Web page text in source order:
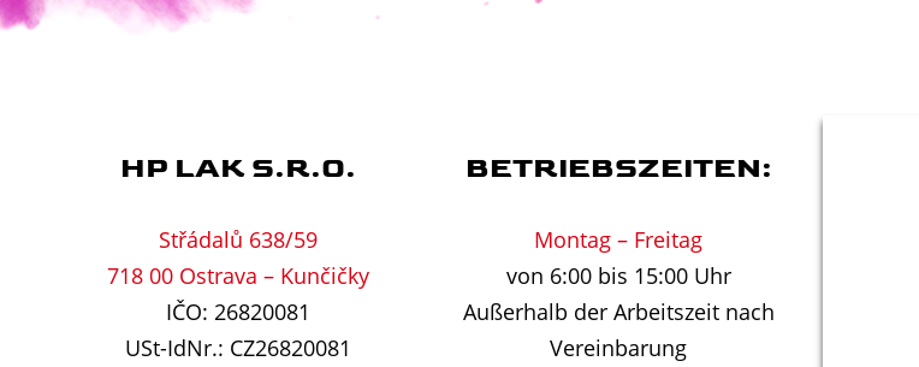
HP LAK S.R.O.
Střádalů 638/59
718 00 Ostrava – Kunčičky
IČO: 26820081
USt-IdNr.: CZ26820081
BETRIEBSZEITEN:
Montag – Freitag
von 6:00 bis 15:00 Uhr
Außerhalb der Arbeitszeit nach
Vereinbarung